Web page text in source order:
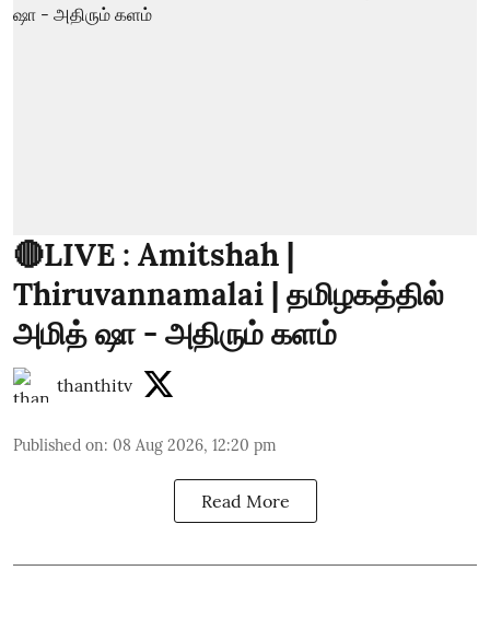
🔴LIVE : Amitshah |
Thiruvannamalai | தமிழகத்தில்
அமித் ஷா - அதிரும் களம்
thanthitv
Published on: 08 Aug 2026, 12:20 pm
Read More